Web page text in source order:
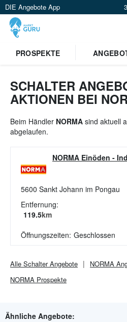
DIE Angebote App
PROSPEKTE
SCHALTER
AKTIONEN BEI
Beim Händler NORMA sind aktuell
abgelaufen.
NORMA Einöden -
5600 Sankt Johann im Pongau
Entfernung:
119.5km
Öffnungszeiten: Geschlossen
Alle SchalterAngebote NORMA
NORMA Prospekte
Ähnliche Angebote: